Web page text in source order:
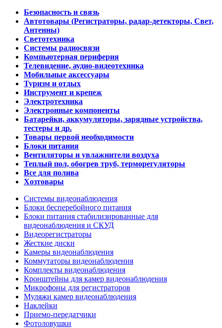
Безопасность и связь
Автотовары (Регистраторы, радар-детекторы, Свет,
Антенны)
Светотехника
Системы радиосвязи
Компьютерная периферия
Телевидение, аудио-видеотехника
Мобильные аксессуары
Туризм и отдых
Инструмент и крепеж
Электротехника
Электронные компоненты
Батарейки, аккумуляторы, зарядные устройства,
тестеры и др.
Товары первой необходимости
Блоки питания
Вентиляторы и увлажнители воздуха
Теплый пол, обогрев труб, терморегуляторы
Все для полива
Хозтовары
Системы видеонаблюдения
Блоки бесперебойного питания
Блоки питания стабилизированные для
видеонаблюдения и СКУД
Видеорегистраторы
Жесткие диски
Камеры видеонаблюдения
Коммутаторы видеонаблюдения
Комплекты видеонаблюдения
Кронштейны для камер видеонаблюдения
Микрофоны для регистраторов
Муляжи камер видеонаблюдения
Наклейки
Приемо-передатчики
Фотоловушки